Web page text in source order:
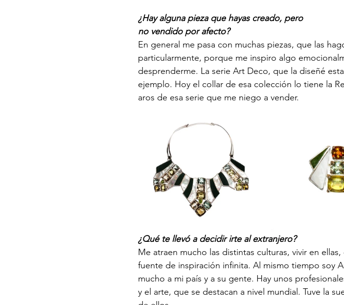
¿Hay alguna pieza que hayas creado, pero
no vendido por afecto?
En general me pasa con muchas piezas, que las
particularmente, porque me inspiro algo
desprenderme. La serie Art Deco, que la diseñé
ejemplo. Hoy el collar de esa colección lo tiene la
aros de esa serie que me niego a vender.
¿Qué te llevó a decidir irte al extranjero?
Me atraen mucho las distintas culturas, vivir en
fuente de inspiración infinita. Al mismo tiempo soy
mucho a mi país y a su gente. Hay unos
y el arte, que se destacan a nivel mundial. Tuve la